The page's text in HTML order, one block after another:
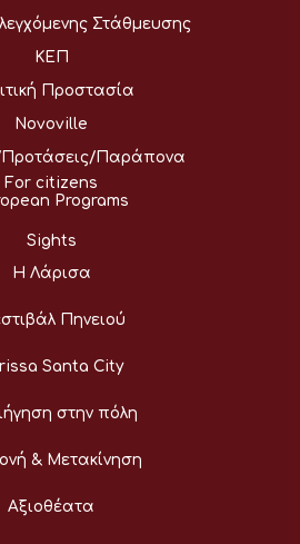
Στάθμευσης
ΚΕΠ
Προστασία
Novoville
Προτάσεις/Παράπονα
For citizens
Programs
Sights
Η Λάρισα
Πηνειού
Santa City
στην πόλη
& Μετακίνηση
Αξιοθέατα